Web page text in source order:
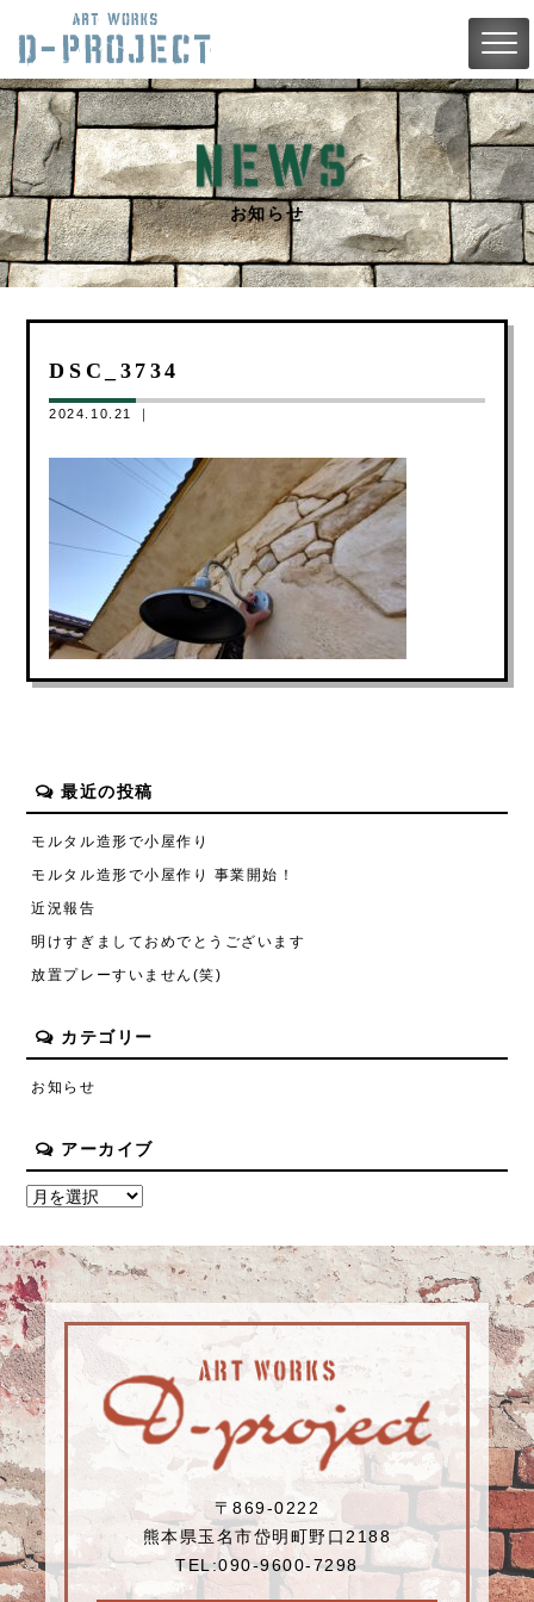
お知らせ
DSC_3734
2024.10.21 ｜
最近の投稿
モルタル造形で小屋作り
モルタル造形で小屋作り 事業開始！
近況報告
明けすぎましておめでとうございます
放置プレーすいません(笑)
カテゴリー
お知らせ
アーカイブ
〒869-0222
熊本県玉名市岱明町野口2188
TEL:090-9600-7298